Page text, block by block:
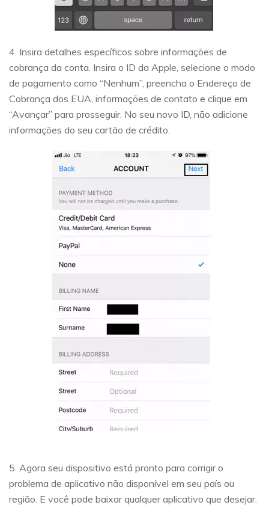
4. Insira detalhes específicos sobre informações de
cobrança da conta. Insira o ID da Apple, selecione o modo
de pagamento como “Nenhum”, preencha o Endereço de
Cobrança dos EUA, informações de contato e clique em
“Avançar” para prosseguir. No seu novo ID, não adicione
informações do seu cartão de crédito.
5. Agora seu dispositivo está pronto para corrigir o
problema de aplicativo não disponível em seu país ou
região. E você pode baixar qualquer aplicativo que desejar.